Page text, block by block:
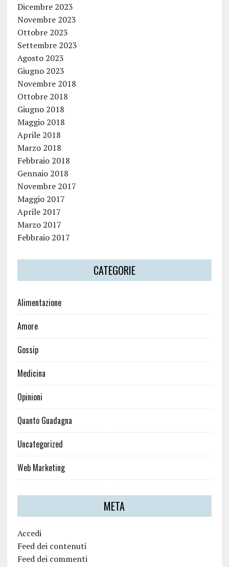
Dicembre 2023
Novembre 2023
Ottobre 2023
Settembre 2023
Agosto 2023
Giugno 2023
Novembre 2018
Ottobre 2018
Giugno 2018
Maggio 2018
Aprile 2018
Marzo 2018
Febbraio 2018
Gennaio 2018
Novembre 2017
Maggio 2017
Aprile 2017
Marzo 2017
Febbraio 2017
CATEGORIE
Alimentazione
Amore
Gossip
Medicina
Opinioni
Quanto Guadagna
Uncategorized
Web Marketing
META
Accedi
Feed dei contenuti
Feed dei commenti